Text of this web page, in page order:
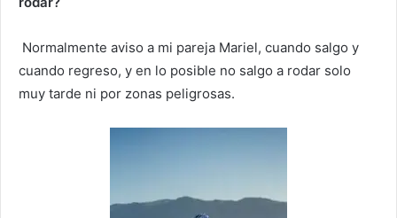
Normalmente aviso a mi pareja Mariel, cuando salgo y
cuando regreso, y en lo posible no salgo a rodar solo
muy tarde ni por zonas peligrosas.